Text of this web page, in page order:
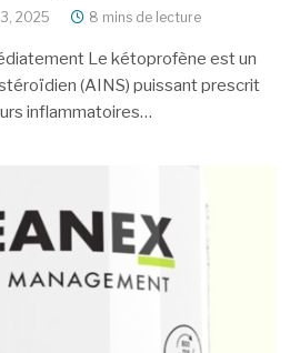
2025 8 mins de lecture
Le kétoprofène est un
(AINS) puissant prescrit
inflammatoires…